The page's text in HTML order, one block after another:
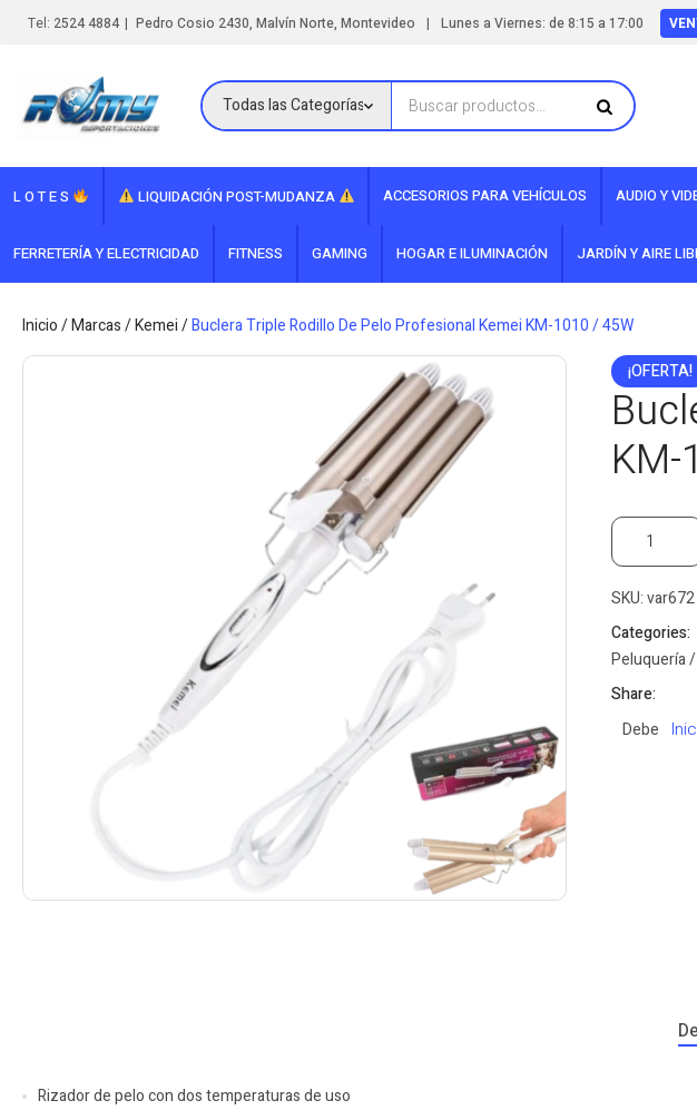
Tel: 2524 4884 | Pedro Cosio 2430, Malvín Norte, Montevideo | Lunes a Viernes: de 8:15 a 17:00
L O T E S LIQUIDACIÓN POST-MUDANZA ACCESORIOS PARA VEHÍCULOS AUDIO Y
FERRETERÍA Y ELECTRICIDAD FITNESS GAMING HOGAR E ILUMINACIÓN JARDÍN Y AIRE
Inicio/Marcas/Kemei/Buclera Triple Rodillo De Pelo Profesional Kemei KM-1010 / 45W
¡OFERTA!
SKU:var672
Categories:
Peluquería
Share:
Debe
Rizador de pelo con dos temperaturas de uso